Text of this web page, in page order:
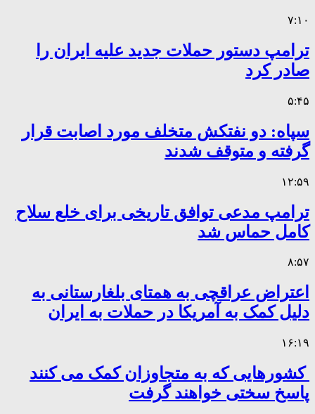
۷:۱۰
ترامپ دستور حملات جدید علیه ایران را
صادر کرد
۵:۴۵
سپاه: دو نفتکش متخلف مورد اصابت قرار
گرفته و متوقف شدند
۱۲:۵۹
ترامپ مدعی توافق تاریخی برای خلع سلاح
کامل حماس شد
۸:۵۷
اعتراض عراقچی به همتای بلغارستانی به
دلیل کمک به آمریکا در حملات به ایران
۱۶:۱۹
کشورهایی که به متجاوزان کمک می کنند
پاسخ سختی خواهند گرفت